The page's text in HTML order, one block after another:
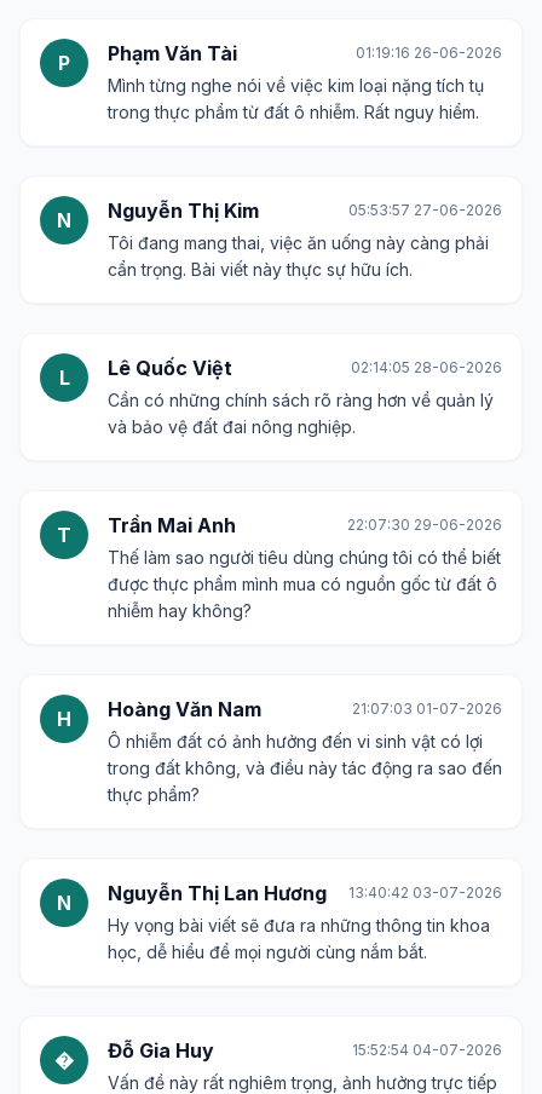
P Phạm Văn Tài 01:19:16 26-06-2026
Mình từng nghe nói về việc kim loại nặng tích tụ
trong thực phẩm từ đất ô nhiễm. Rất nguy hiểm.
N Nguyễn Thị Kim 05:53:57 27-06-2026
Tôi đang mang thai, việc ăn uống này càng phải
cẩn trọng. Bài viết này thực sự hữu ích.
L Lê Quốc Việt 02:14:05 28-06-2026
Cần có những chính sách rõ ràng hơn về quản lý
và bảo vệ đất đai nông nghiệp.
T Trần Mai Anh 22:07:30 29-06-2026
Thế làm sao người tiêu dùng chúng tôi có thể biết
được thực phẩm mình mua có nguồn gốc từ đất ô
nhiễm hay không?
H Hoàng Văn Nam 21:07:03 01-07-2026
Ô nhiễm đất có ảnh hưởng đến vi sinh vật có lợi
trong đất không, và điều này tác động ra sao đến
thực phẩm?
N Nguyễn Thị Lan Hương 13:40:42 03-07-2026
Hy vọng bài viết sẽ đưa ra những thông tin khoa
học, dễ hiểu để mọi người cùng nắm bắt.
� Đỗ Gia Huy 15:52:54 04-07-2026
Vấn đề này rất nghiêm trọng, ảnh hưởng trực tiếp